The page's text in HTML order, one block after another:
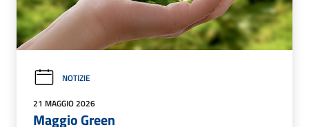
NOTIZIE
21 MAGGIO 2026
Maggio Green